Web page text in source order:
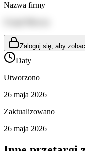
Nazwa firmy
Zaloguj się, aby
Daty
Utworzono
26 maja 2026
Zaktualizowano
26 maja 2026